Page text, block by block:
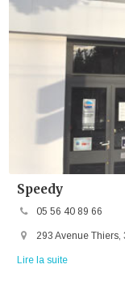
Speedy
05 56 40 89 66
293 Avenue
Lire la suite